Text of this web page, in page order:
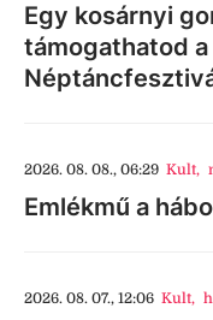
Egy kosárnyi
támogathatod
2026. 08. 08., 06:29 Kult,
Emlékmű a
2026. 08. 07., 12:06 Kult,